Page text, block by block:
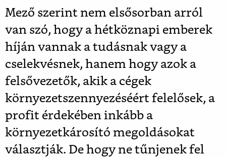
Mező szerint nem elsősorban arról
van szó, hogy a hétköznapi emberek
híján vannak a tudásnak vagy a
cselekvésnek, hanem hogy azok a
felsővezetők, akik a cégek
környezetszennyezéséért felelősek, a
profit érdekében inkább a
környezetkárosító megoldásokat
választják. De hogy ne tűnjenek fel